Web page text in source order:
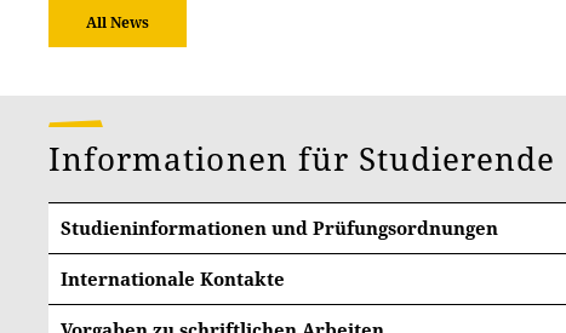
All News
Informationen für Studierende
Studieninformationen und Prüfungsordnungen
Internationale Kontakte
Studieren im Ausland